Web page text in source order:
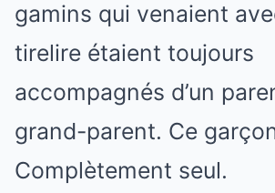
gamins qui venaient
tirelire étaient toujours
accompagnés d’un
grand-parent. Ce
Complètement seul.